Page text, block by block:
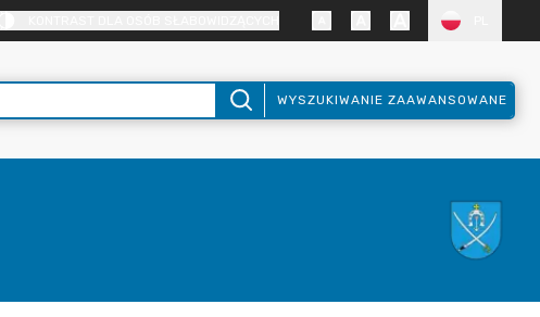
WYSZUKIWANIE ZAAWANSOWANE